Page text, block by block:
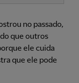
no passado,
que outros
ele cuida
que ele pode